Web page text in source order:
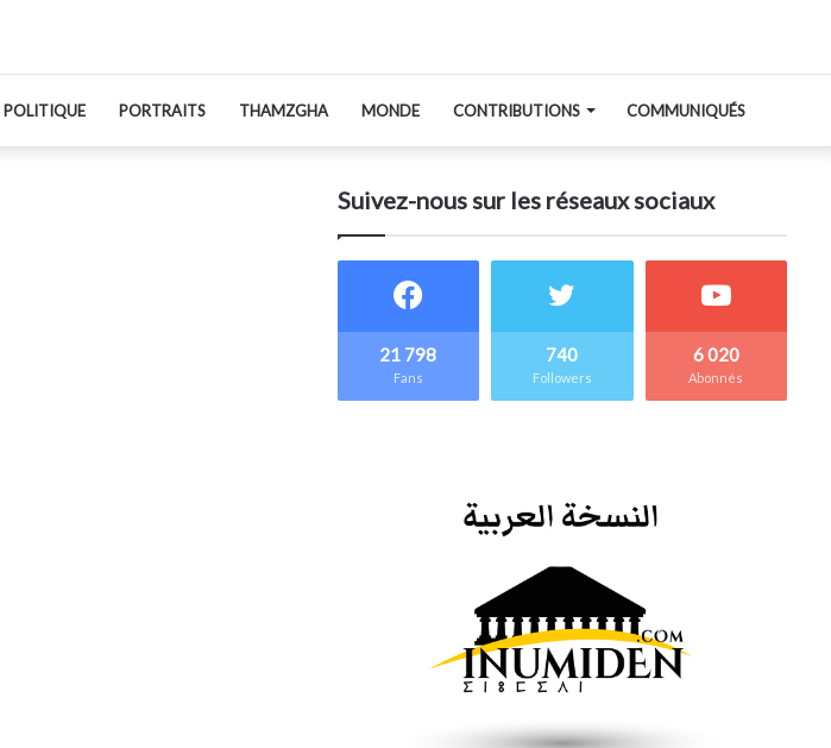
POLITIQUE PORTRAITS THAMZGHA MONDE CONTRIBUTIONS COMMUNIQUÉS
Suivez-nous sur les réseaux sociaux
21 798
Fans
740
Followers
6 020
Abonnés